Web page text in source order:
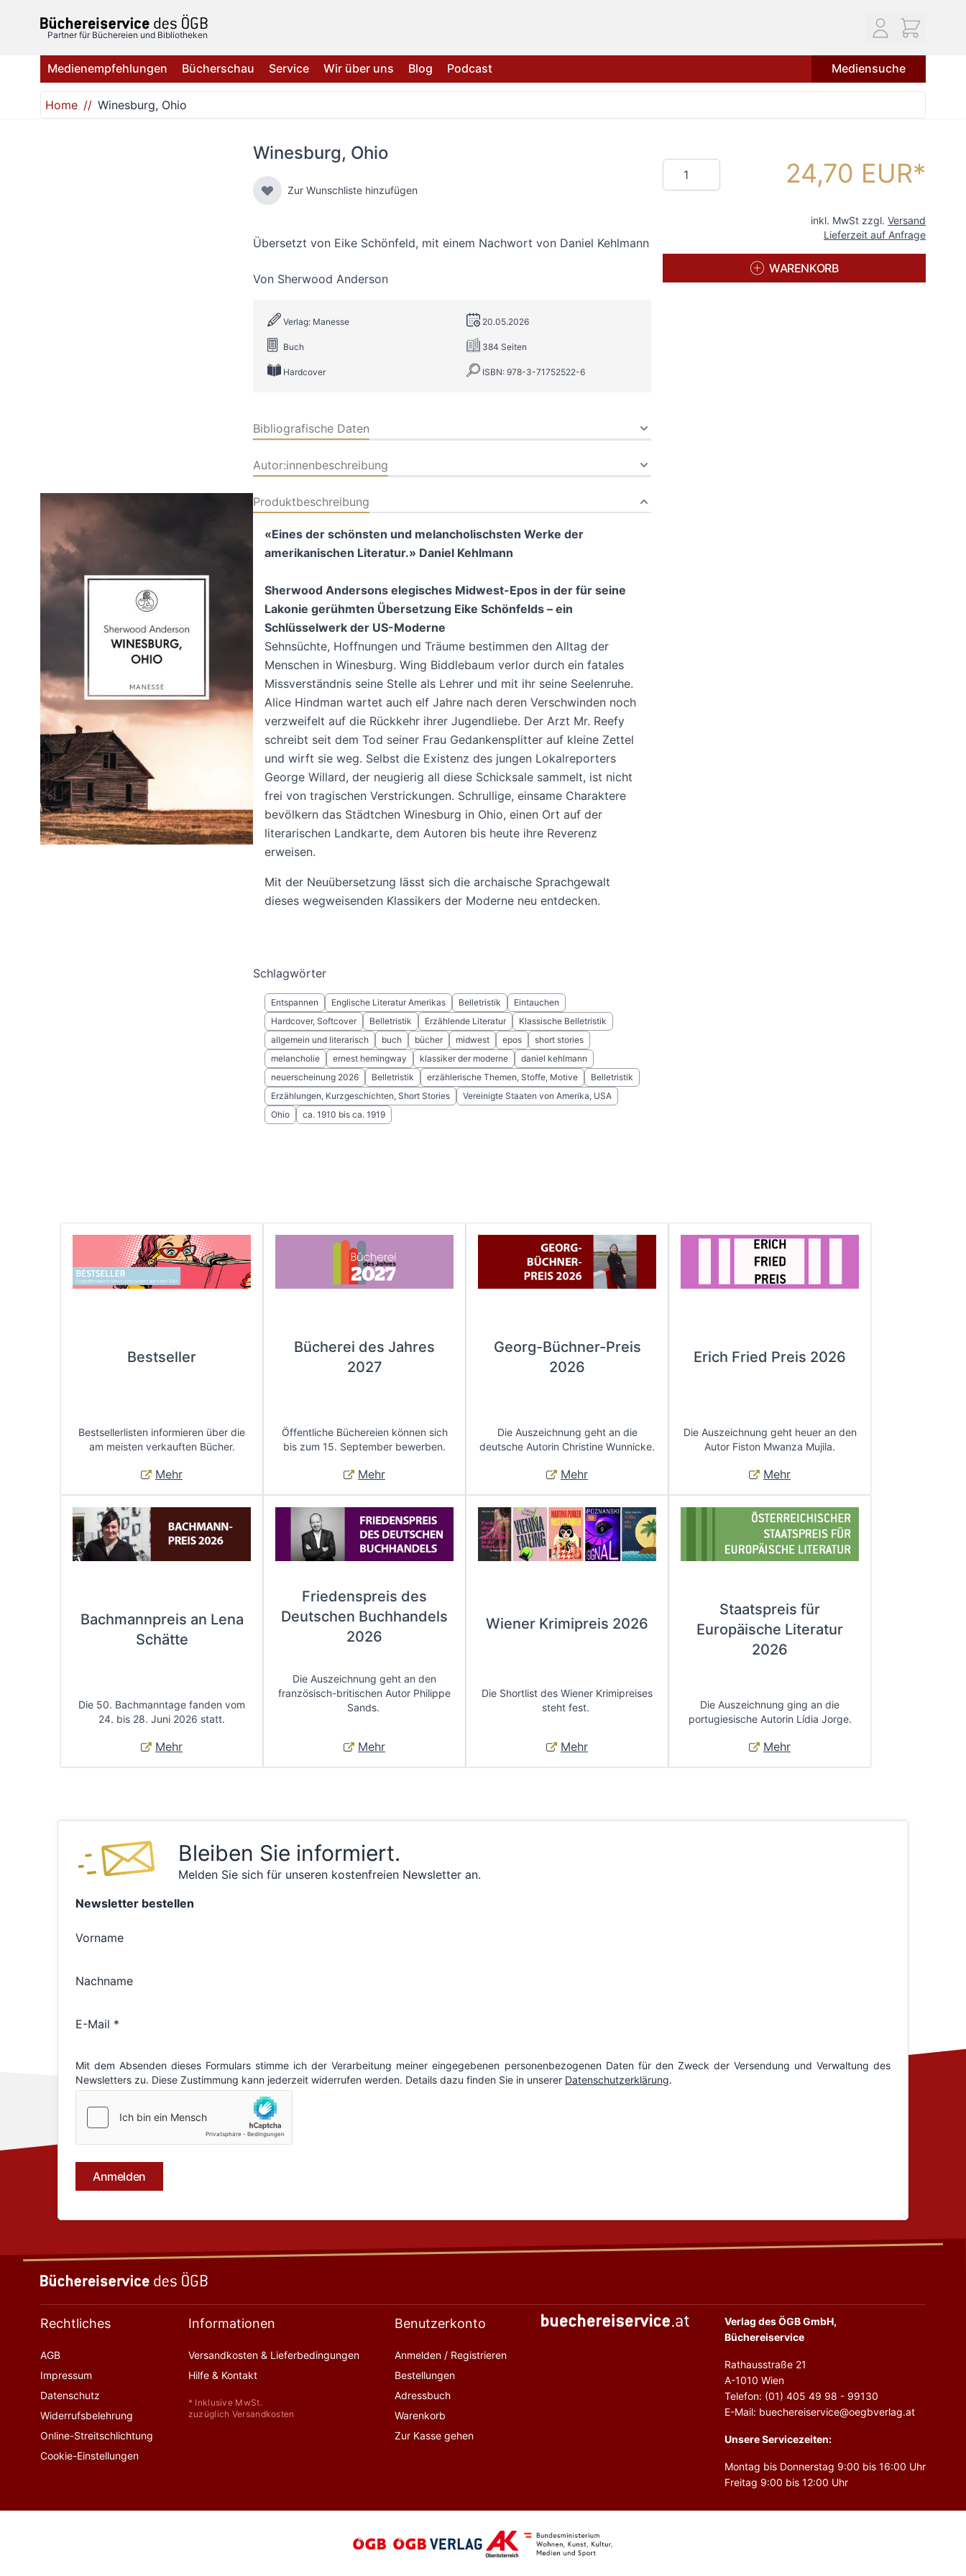
Partner für Büchereien und Bibliotheken
Medienempfehlungen Bücherschau Service Wir über uns Blog Podcast Mediensuche
Home Winesburg, Ohio
Winesburg, Ohio
Zur Wunschliste hinzufügen
Übersetzt von Eike Schönfeld, mit einem Nachwort von Daniel Kehlmann
Von Sherwood Anderson
Verlag: Manesse 20.05.2026
Buch 384 Seiten
Hardcover ISBN: 978-3-71752522-6
Bibliografische Daten
Autor:innenbeschreibung
Produktbeschreibung
«Eines der schönsten und melancholischsten Werke der
amerikanischen Literatur.» Daniel Kehlmann
Sherwood Andersons elegisches Midwest-Epos in der für seine
Lakonie gerühmten Übersetzung Eike Schönfelds – ein
Schlüsselwerk der US-Moderne
Sehnsüchte, Hoffnungen und Träume bestimmen den Alltag der
Menschen in Winesburg. Wing Biddlebaum verlor durch ein fatales
Missverständnis seine Stelle als Lehrer und mit ihr seine Seelenruhe.
Alice Hindman wartet auch elf Jahre nach deren Verschwinden noch
verzweifelt auf die Rückkehr ihrer Jugendliebe. Der Arzt Mr. Reefy
schreibt seit dem Tod seiner Frau Gedankensplitter auf kleine Zettel
und wirft sie weg. Selbst die Existenz des jungen Lokalreporters
George Willard, der neugierig all diese Schicksale sammelt, ist nicht
frei von tragischen Verstrickungen. Schrullige, einsame Charaktere
bevölkern das Städtchen Winesburg in Ohio, einen Ort auf der
literarischen Landkarte, dem Autoren bis heute ihre Reverenz
erweisen.
Mit der Neuübersetzung lässt sich die archaische Sprachgewalt
dieses wegweisenden Klassikers der Moderne neu entdecken.
Schlagwörter
Entspannen Englische Literatur Amerikas Belletristik
Eintauchen
Hardcover, Softcover
Belletristik Erzählende Literatur
Klassische Belletristik
allgemein und literarisch
buch bücher midwest epos
short stories
melancholie
ernest hemingway klassiker der moderne
daniel kehlmann
neuerscheinung 2026
Belletristik erzählerische Themen, Stoffe, Motive
Belletristik
Erzählungen, Kurzgeschichten, Short Stories
Vereinigte Staaten von Amerika, USA
Ohio
ca. 1910 bis ca. 1919
Menge 24,70 EUR
inkl. MwSt zzgl. Versand
Lieferzeit auf Anfrage
WARENKORB
Bestseller
Bestsellerlisten informieren über die
am meisten verkauften Bücher.
Mehr
Bücherei des Jahres
2027
Öffentliche Büchereien können sich
bis zum 15. September bewerben.
Mehr
Georg-Büchner-Preis
2026
Die Auszeichnung geht an die
deutsche Autorin Christine Wunnicke.
Mehr
Erich Fried Preis 2026
Die Auszeichnung geht heuer an den
Autor Fiston Mwanza Mujila.
Mehr
Bachmannpreis an Lena
Schätte
Die 50. Bachmanntage fanden vom
24. bis 28. Juni 2026 statt.
Mehr
Friedenspreis des
Deutschen Buchhandels
2026
Die Auszeichnung geht an den
französisch-britischen Autor Philippe
Sands.
Mehr
Wiener Krimipreis 2026
Die Shortlist des Wiener Krimipreises
steht fest.
Mehr
Staatspreis für
Europäische Literatur
2026
Die Auszeichnung ging an die
portugiesische Autorin Lídia Jorge.
Mehr
Bleiben Sie informiert.
Melden Sie sich für unseren kostenfreien Newsletter an.
Rechtliches
AGB
Impressum
Datenschutz
Widerrufsbelehrung
Online-Streitschlichtung
Cookie-Einstellungen
Informationen
Versandkosten & Lieferbedingungen
Hilfe & Kontakt
* Inklusive MwSt.
zuzüglich Versandkosten
Benutzerkonto
Anmelden / Registrieren
Bestellungen
Adressbuch
Warenkorb
Zur Kasse gehen
Verlag des ÖGB GmbH,
Büchereiservice
Rathausstraße 21
A-1010 Wien
Telefon: (01) 405 49 98 - 99130
E-Mail: buechereiservice@oegbverlag.at
Unsere Servicezeiten:
Montag bis Donnerstag 9:00 bis 16:00 Uhr
Freitag 9:00 bis 12:00 Uhr